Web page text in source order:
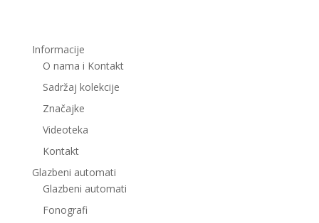
Informacije
O nama i Kontakt
Sadržaj kolekcije
Značajke
Videoteka
Kontakt
Glazbeni automati
Glazbeni automati
Fonografi